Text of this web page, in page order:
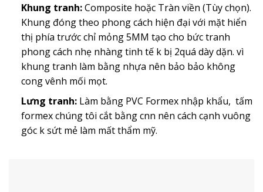
Khung tranh:Composite hoặc Tràn viền (Tùy chọn).
Khung đóng theo phong cách hiện đại với mặt hiển
thị phía trước chỉ mỏng 5MM tạo cho bức tranh
phong cách nhẹ nhàng tinh tế k bị 2quá dày dặn. vì
khung tranh làm bằng nhựa nên bảo bảo không
cong vênh mối mọt.
Lưng tranh:Làm bằng PVC Formex nhập khẩu, tấm
formex chúng tôi cắt bằng cnn nên cách cạnh vuông
góc k sứt mẻ làm mất thẩm mỹ.